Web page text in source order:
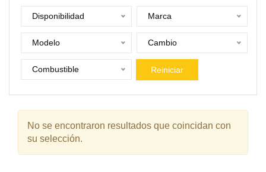
Disponibilidad Marca
Modelo Cambio
Combustible Reiniciar
No se encontraron resultados que coincidan con
su selección.